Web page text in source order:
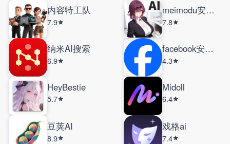
内容特工队
7.9
meimodu安卓版
7.8
纳米AI搜索
6.9
facebook安卓版
4.3
HeyBestie
5.7
Midoll
6.4
豆荚AI
8.9
戏格ai
7.4